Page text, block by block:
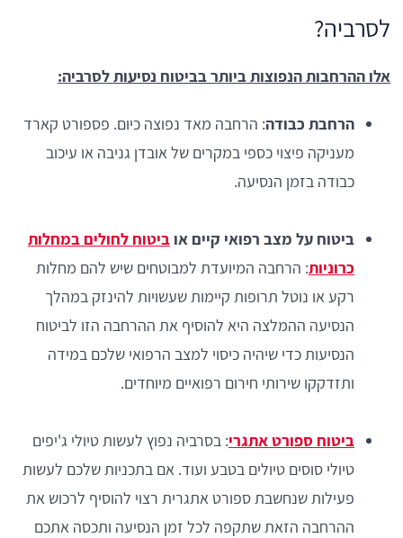
לסרביה?
אלו ההרחבות הנפוצות ביותר בביטוח נסיעות לסרביה:
הרחבת כבודה: הרחבה מאד נפוצה כיום. פספורט קארד
מעניקה פיצוי כספי במקרים של אובדן גניבה או עיכוב
כבודה בזמן הנסיעה.
ביטוח על מצב רפואי קיים או ביטוח לחולים במחלות
כרוניות: הרחבה המיועדת למבוטחים שיש להם מחלות
רקע או נוטל תרופות קיימות שעשויות להינזק במהלך
הנסיעה ההמלצה היא להוסיף את ההרחבה הזו לביטוח
הנסיעות כדי שיהיה כיסוי למצב הרפואי שלכם במידה
ותזדקקו שירותי חירום רפואיים מיוחדים.
ביטוח ספורט אתגרי: בסרביה נפוץ לעשות טיולי ג'יפים
טיולי סוסים טיולים בטבע ועוד. אם בתכניות שלכם לעשות
פעילות שנחשבת ספורט אתגרית רצוי להוסיף לרכוש את
ההרחבה הזאת שתקפה לכל זמן הנסיעה ותכסה אתכם